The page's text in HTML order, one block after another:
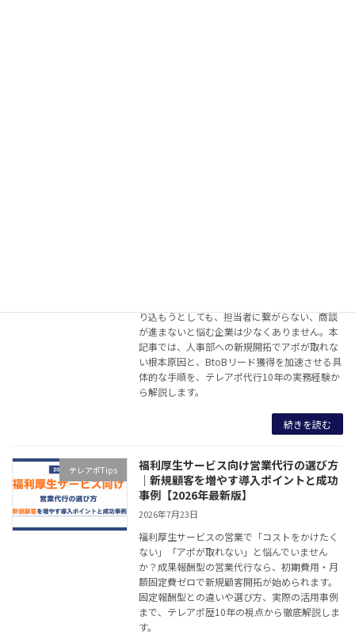
り込もうとしても、担当者に繋がらない、商談
が進まないと悩む企業は少なくありません。本
記事では、人事部への新規開拓でアポが取れな
い根本原因と、BtoBリード獲得を加速させる具
体的な手順を、テレアポ代行10年の実務経験か
ら解説します。
続きを読む
テレアポTips
福利厚生サービス向け営業代行の選び方
｜新規顧客を増やす導入ポイントと成功
事例【2026年最新版】
2026年7月23日
福利厚生サービスの営業で「コストをかけたく
ない」「アポが取れない」と悩んでいません
か？成果報酬型の営業代行なら、初期費用・月
額固定費ゼロで新規顧客開拓が始められます。
固定報酬型との違いや選び方、実際の活用事例
まで、テレアポ歴10年の視点から徹底解説しま
す。